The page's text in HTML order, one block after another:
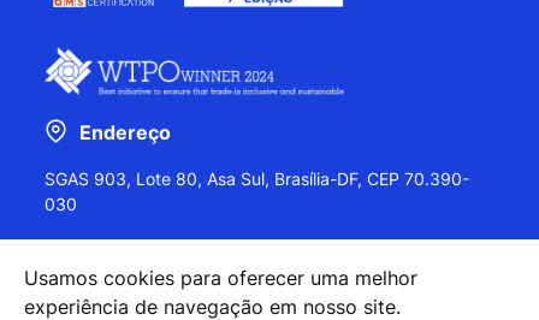
Endereço
SGAS 903, Lote 80, Asa Sul, Brasília-DF, CEP 70.390-
030
+55 (61) 2027-0202
Usamos cookies para oferecer uma melhor
experiência de navegação em nosso site.